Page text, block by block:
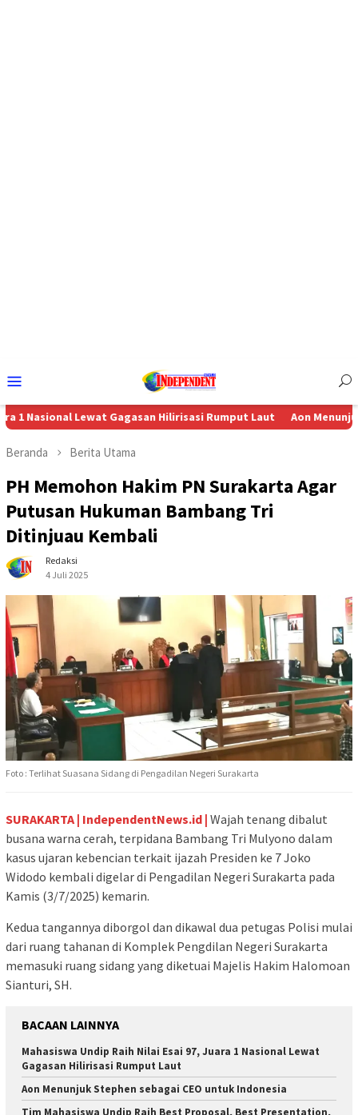
Mobile
Lewat Gagasan Hilirisasi Rumput Laut Aon Menunjuk Stephen
Beranda Berita Utama
PH Memohon Hakim PN Surakarta Agar
Putusan Hukuman Bambang Tri
Ditinjuau Kembali
Redaksi
4 Juli 2025
Foto : Terlihat Suasana Sidang di Pengadilan Negeri Surakarta
SURAKARTA | IndependentNews.id | Wajah tenang dibalut
busana warna cerah, terpidana Bambang Tri Mulyono dalam
kasus ujaran kebencian terkait ijazah Presiden ke 7 Joko
Widodo kembali digelar di Pengadilan Negeri Surakarta pada
Kamis (3/7/2025) kemarin.
Kedua tangannya diborgol dan dikawal dua petugas Polisi mulai
dari ruang tahanan di Komplek Pengdilan Negeri Surakarta
memasuki ruang sidang yang diketuai Majelis Hakim Halomoan
Sianturi, SH.
BACAAN LAINNYA
Mahasiswa Undip Raih Nilai Esai 97, Juara 1 Nasional Lewat
Gagasan Hilirisasi Rumput Laut
Aon Menunjuk Stephen sebagai CEO untuk Indonesia